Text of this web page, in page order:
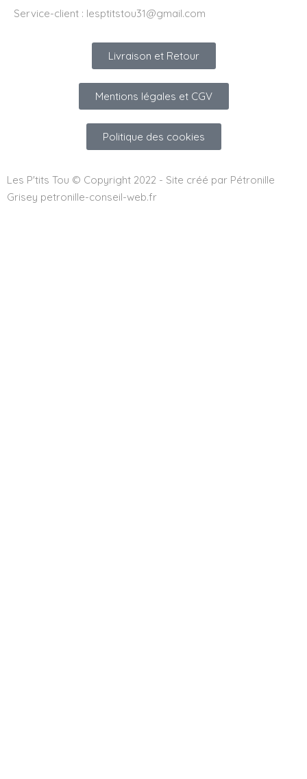
Service-client : lesptitstou31@gmail.com
Livraison et Retour
Mentions légales et CGV
Politique des cookies
Les P'tits Tou © Copyright 2022 - Site créé par Pétronille
Grisey petronille-conseil-web.fr